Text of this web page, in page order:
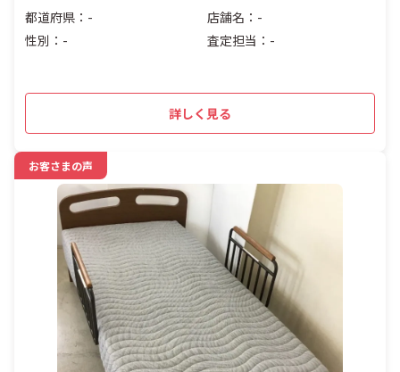
都道府県：-
店舗名：-
性別：-
査定担当：-
詳しく見る
お客さまの声